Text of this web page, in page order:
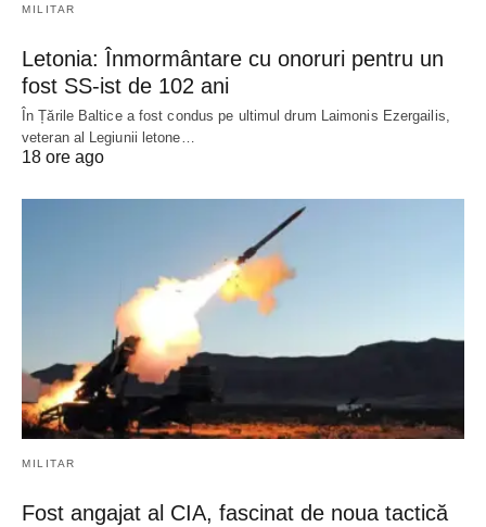
MILITAR
Letonia: Înmormântare cu onoruri pentru un
fost SS-ist de 102 ani
În Țările Baltice a fost condus pe ultimul drum Laimonis Ezergailis,
veteran al Legiunii letone…
18 ore ago
MILITAR
Fost angajat al CIA, fascinat de noua tactică